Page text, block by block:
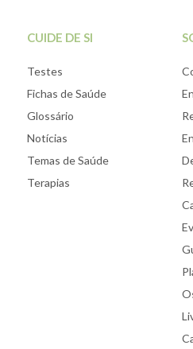
CUIDE DE SI
Testes
Fichas de Saúde
Glossário
Notícias
Temas de Saúde
Terapias